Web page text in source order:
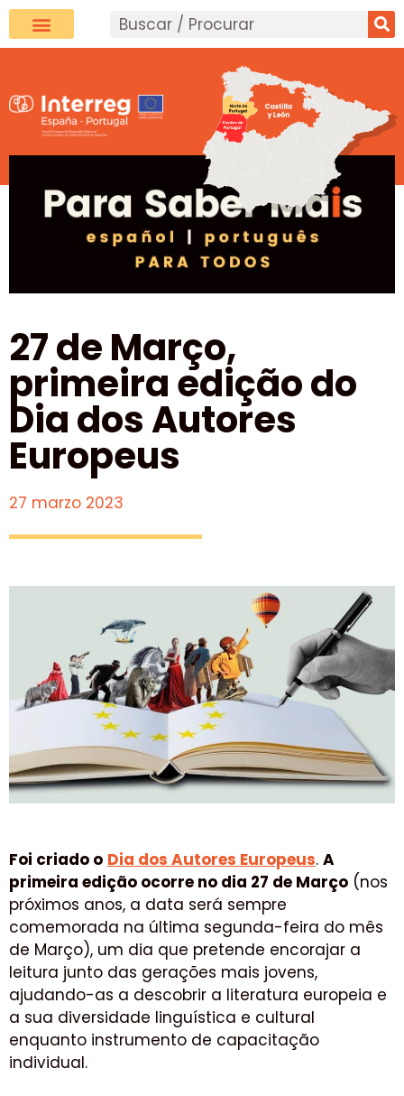
27 de Março,
primeira edição do
Dia dos Autores
Europeus
27 marzo 2023
Foi criado o Dia dos Autores Europeus. A
primeira edição ocorre no dia 27 de Março (nos
próximos anos, a data será sempre
comemorada na última segunda-feira do mês
de Março), um dia que pretende encorajar a
leitura junto das gerações mais jovens,
ajudando-as a descobrir a literatura europeia e
a sua diversidade linguística e cultural
enquanto instrumento de capacitação
individual.